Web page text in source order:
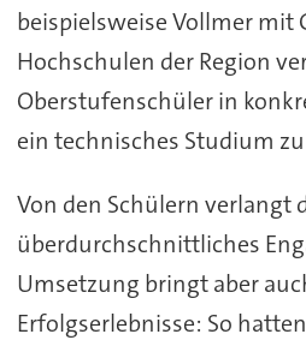
beispielsweise Vollmer mit
Hochschulen der Region
Oberstufenschüler in
ein technisches Studium
Von den Schülern verlangt
überdurchschnittliches
Umsetzung bringt aber
Erfolgserlebnisse: So